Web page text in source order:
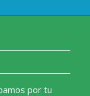
por tu